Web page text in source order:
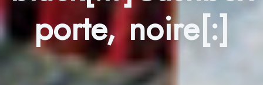
porte, noire[:]